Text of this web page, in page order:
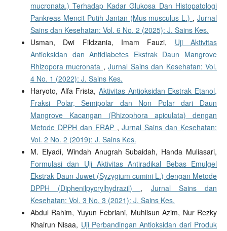
mucronata.) Terhadap Kadar Glukosa Dan Histopatologi
Pankreas Mencit Putih Jantan (Mus musculus L.) ,Jurnal
Sains dan Kesehatan: Vol. 6 No. 2 (2025): J. Sains Kes.
Usman, Dwi Fildzania, Imam Fauzi, Uji Aktivitas
Antioksidan dan Antidiabetes Ekstrak Daun Mangrove
Rhizopora mucronata ,Jurnal Sains dan Kesehatan: Vol.
4 No. 1 (2022): J. Sains Kes.
Haryoto, Alfa Frista, Aktivitas Antioksidan Ekstrak Etanol,
Fraksi Polar, Semipolar dan Non Polar dari Daun
Mangrove Kacangan (Rhizophora apiculata) dengan
Metode DPPH dan FRAP ,Jurnal Sains dan Kesehatan:
Vol. 2 No. 2 (2019): J. Sains Kes.
M. Elyadi, Windah Anugrah Subaidah, Handa Muliasari,
Formulasi dan Uji Aktivitas Antiradikal Bebas Emulgel
Ekstrak Daun Juwet (Syzygium cumini L.) dengan Metode
DPPH (Diphenilpycrylhydrazil) , Jurnal Sains dan
Kesehatan: Vol. 3 No. 3 (2021): J. Sains Kes.
Abdul Rahim, Yuyun Febriani, Muhlisun Azim, Nur Rezky
Khairun Nisaa, Uji Perbandingan Antioksidan dari Produk